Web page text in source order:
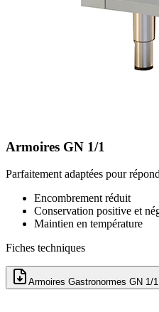
Armoires GN 1/1
Parfaitement adaptées pour
Encombrement réduit
Conservation positive et
Maintien en température
Fiches techniques
Armoires Gastronormes GN 1/